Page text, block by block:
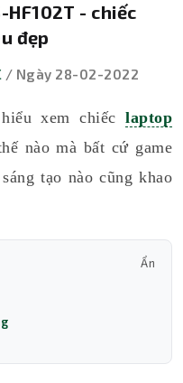
HF102T - chiếc
đẹp
/ Ngày 28-02-2022
xem chiếclaptop
nào mà bất cứ game
tạo nào cũng khao
Ẩn